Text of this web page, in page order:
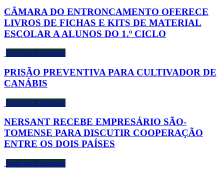
CÂMARA DO ENTRONCAMENTO OFERECE
LIVROS DE FICHAS E KITS DE MATERIAL
ESCOLAR A ALUNOS DO 1.º CICLO
Notícias Regionais
PRISÃO PREVENTIVA PARA CULTIVADOR DE
CANÁBIS
Notícias Regionais
NERSANT RECEBE EMPRESÁRIO SÃO-
TOMENSE PARA DISCUTIR COOPERAÇÃO
ENTRE OS DOIS PAÍSES
Notícias Regionais